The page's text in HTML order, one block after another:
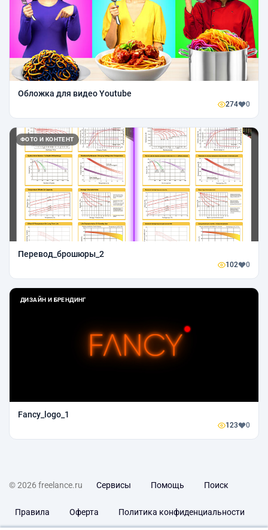
Обложка для видео Youtube
274 0
ФОТО И КОНТЕНТ
Перевод_брошюры_2
102 0
ДИЗАЙН И БРЕНДИНГ
Fancy_logo_1
123 0
© 2026 freelance.ru Сервисы Помощь Поиск
Правила Оферта Политика конфиденциальности